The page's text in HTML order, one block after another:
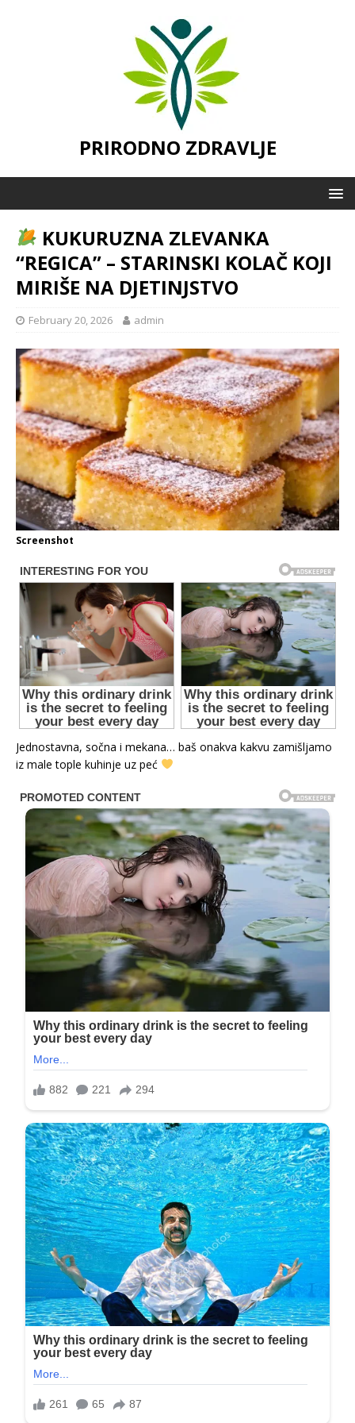
PRIRODNO ZDRAVLJE
KUKURUZNA ZLEVANKA
“REGICA” – STARINSKI KOLAČ KOJI
MIRIŠE NA DJETINJSTVO
February 20, 2026 admin
Screenshot
Jednostavna, sočna i mekana… baš onakva kakvu zamišljamo
iz male tople kuhinje uz peć